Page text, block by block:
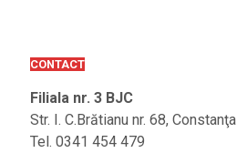
CONTACT
Filiala nr. 3 BJC
Str. I. C.Brătianu nr. 68, Constanţa
Tel. 0341 454 479